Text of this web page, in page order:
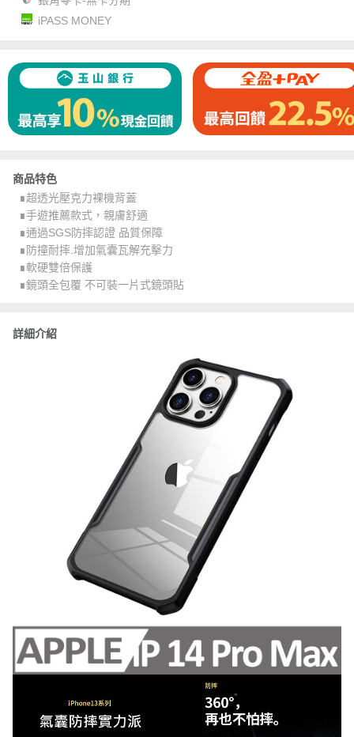
iPASS MONEY
商品特色
∎超透光壓克力裸機背蓋
∎手遊推薦款式，親膚舒適
∎通過SGS防摔認證 品質保障
∎防撞耐摔.增加氣囊瓦解充擊力
∎軟硬雙倍保護
∎鏡頭全包覆 不可裝一片式鏡頭貼
詳細介紹